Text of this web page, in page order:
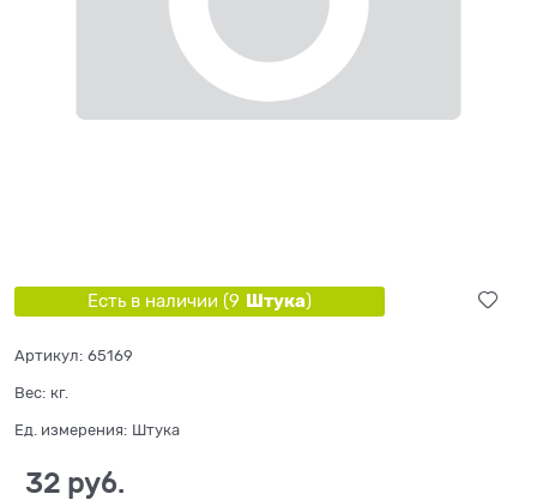
Есть в наличии (9 Штука)
Артикул: 65169
Вес: кг.
Ед. измерения: Штука
32 руб.